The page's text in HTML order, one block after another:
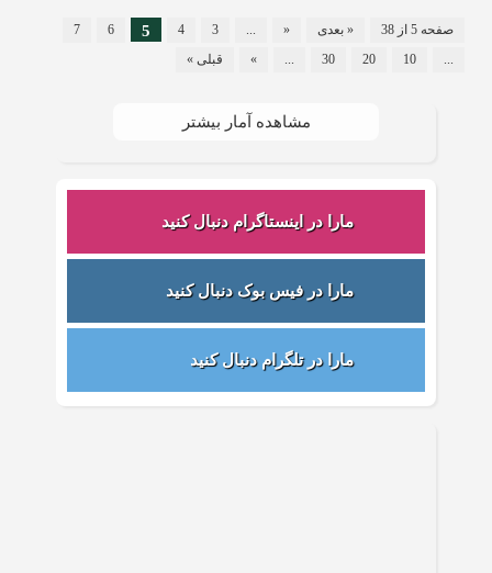
صفحه 5 از 38 « بعدی «
...
3
4
5
6
7
...
10
20
30
...
» قبلی »
مشاهده آمار بیشتر
مارا در اینستاگرام دنبال کنید
مارا در فیس بوک دنبال کنید
مارا در تلگرام دنبال کنید